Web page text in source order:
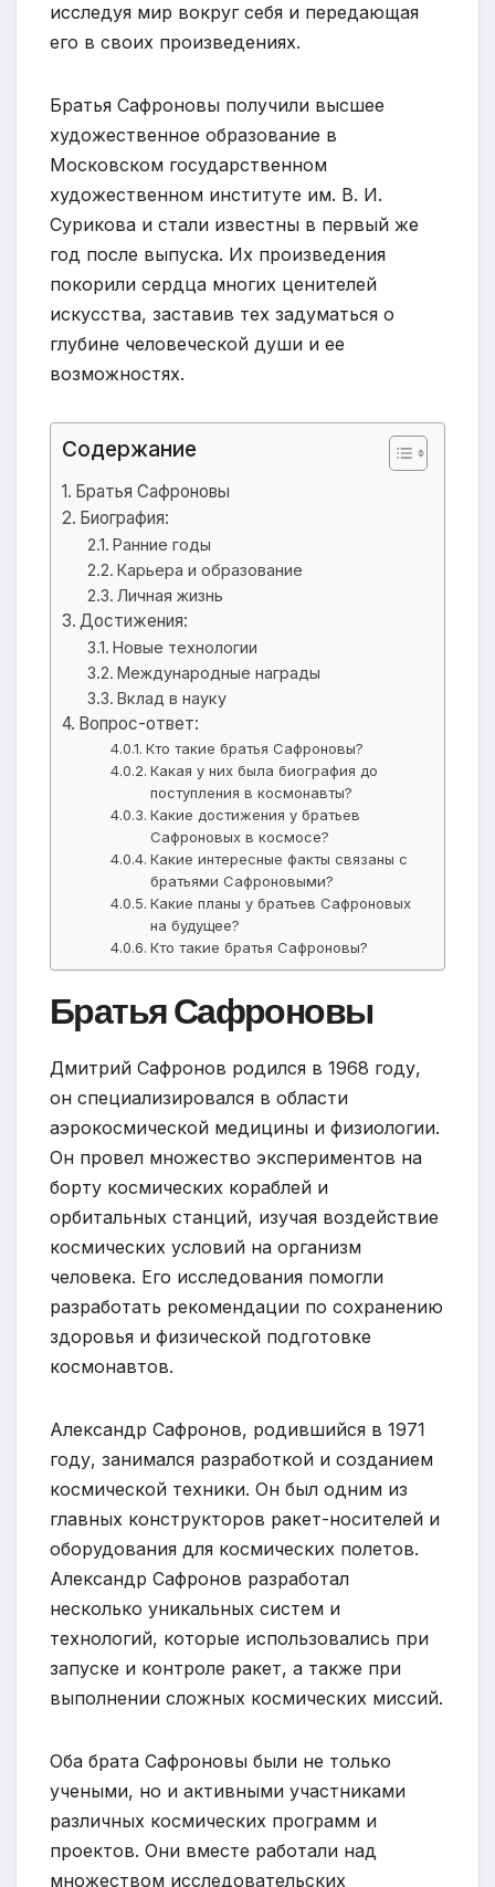
исследуя мир вокруг себя и передающая
его в своих произведениях.
Братья Сафроновы получили высшее
художественное образование в
Московском государственном
художественном институте им. В. И.
Сурикова и стали известны в первый же
год после выпуска. Их произведения
покорили сердца многих ценителей
искусства, заставив тех задуматься о
глубине человеческой души и ее
возможностях.
Содержание
Братья Сафроновы
Биография:
Ранние годы
Карьера и образование
Личная жизнь
Достижения:
Новые технологии
Международные награды
Вклад в науку
Вопрос-ответ:
Кто такие братья Сафроновы?
Какая у них была биография до
поступления в космонавты?
Какие достижения у братьев
Сафроновых в космосе?
Какие интересные факты связаны с
братьями Сафроновыми?
Какие планы у братьев Сафроновых
на будущее?
Кто такие братья Сафроновы?
Братья Сафроновы
Дмитрий Сафронов родился в 1968 году,
он специализировался в области
аэрокосмической медицины и физиологии.
Он провел множество экспериментов на
борту космических кораблей и
орбитальных станций, изучая воздействие
космических условий на организм
человека. Его исследования помогли
разработать рекомендации по сохранению
здоровья и физической подготовке
космонавтов.
Александр Сафронов, родившийся в 1971
году, занимался разработкой и созданием
космической техники. Он был одним из
главных конструкторов ракет-носителей и
оборудования для космических полетов.
Александр Сафронов разработал
несколько уникальных систем и
технологий, которые использовались при
запуске и контроле ракет, а также при
выполнении сложных космических миссий.
Оба брата Сафроновы были не только
учеными, но и активными участниками
различных космических программ и
проектов. Они вместе работали над
множеством исследовательских